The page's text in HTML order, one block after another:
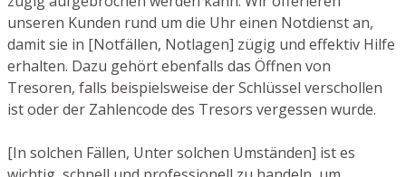
unseren Kunden rund um die Uhr einen Notdienst an,
damit sie in [Notfällen, Notlagen] zügig und effektiv Hilfe
erhalten. Dazu gehört ebenfalls das Öffnen von
Tresoren, falls beispielsweise der Schlüssel verschollen
ist oder der Zahlencode des Tresors vergessen wurde.
[In solchen Fällen, Unter solchen Umständen] ist es